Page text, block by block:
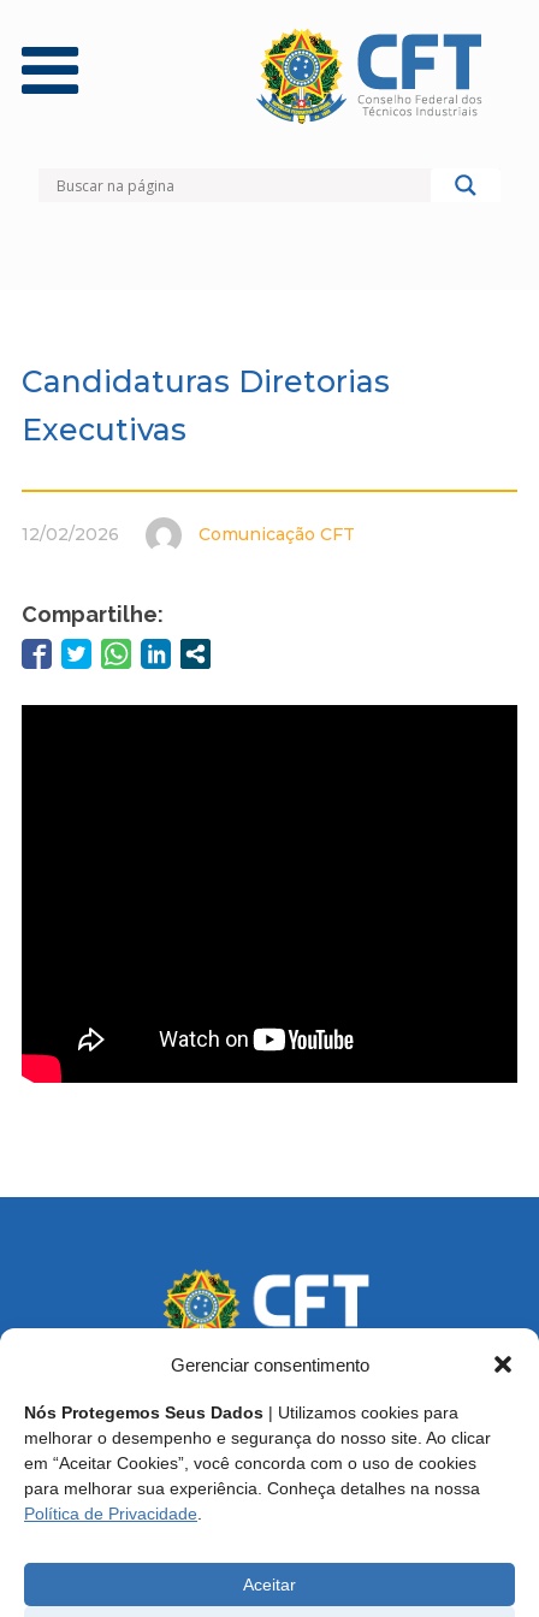
Gerenciar consentimento
Nós Protegemos Seus Dados | Utilizamos cookies para
melhorar o desempenho e segurança do nosso site. Ao clicar
em “Aceitar Cookies”, você concorda com o uso de cookies
para melhorar sua experiência. Conheça detalhes na nossa
Política de Privacidade
Aceitar
Candidaturas Diretorias
Executivas
12/02/2026 Comunicação CFT
Compartilhe:
Endereço: SCS, Quadra 02, Bloco D, Ed. Oscar Niemeyer,
9º Andar CEP 70.316-900 - Brasília/DF
Central de Atendimento ao Técnico:0800 016-1515